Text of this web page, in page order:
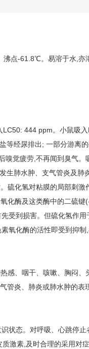
点-61.8℃。易溶于水,亦
444 ppm。小鼠吸
等经尿排出; 一部分游离
觉疲劳,不再闻到臭气。
肺水肿、支气管炎及肺
硫化氢对粘膜的局部刺激
化酶及这类酶中的二硫
受到损害。但硫化氢作
氧化酶的活性即受到抑
、咽干、咳嗽、胸闷、
管炎、肺炎或肺水肿的
状态。对呼吸、心跳停止
激素,及时合理的采用对